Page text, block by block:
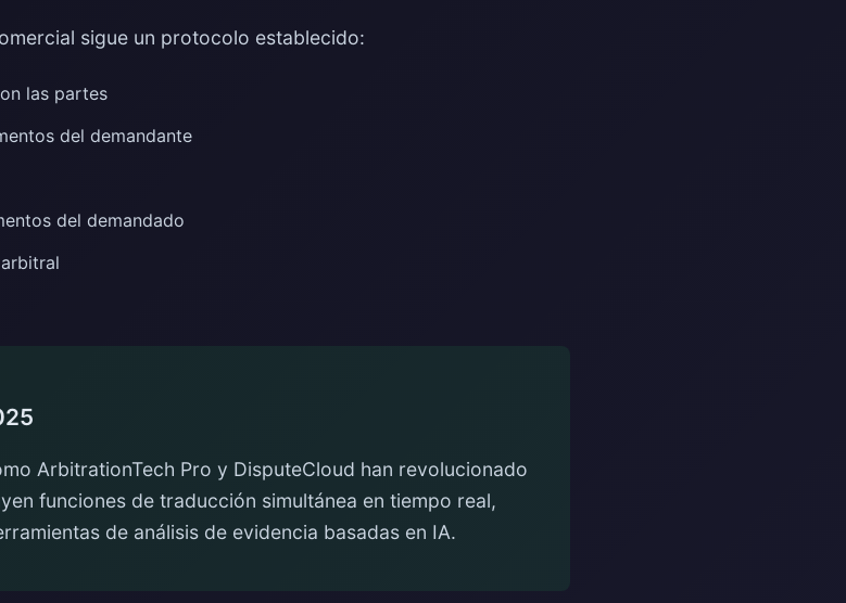
sigue un protocolo establecido:
las partes
del demandante
del demandado
ArbitrationTech Pro y DisputeCloud han revolucionado
funciones de traducción simultánea en tiempo real,
de análisis de evidencia basadas en IA.